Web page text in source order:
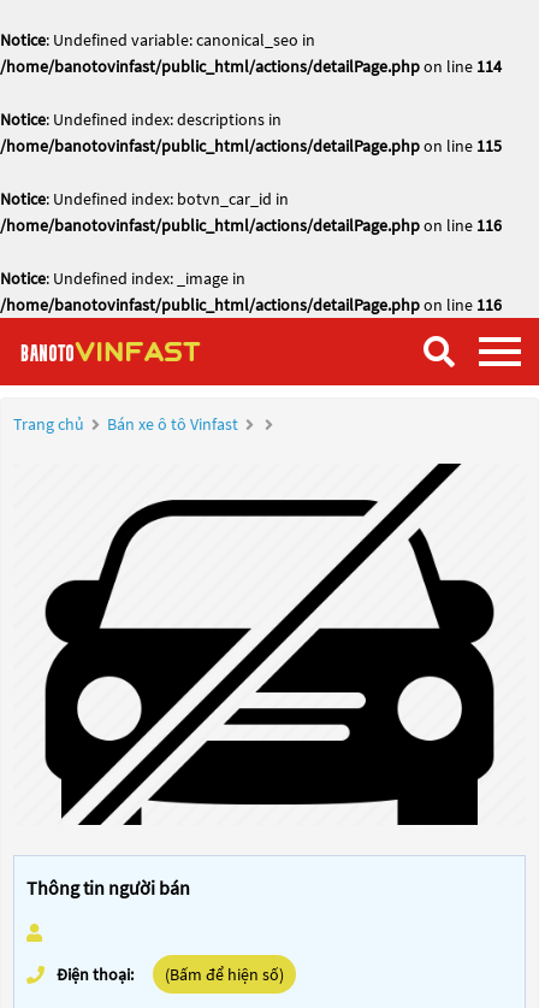
Notice: Undefined variable: canonical_seo in
/home/banotovinfast/public_html/actions/detailPage.phpon line 114
Notice: Undefined index: descriptions in
/home/banotovinfast/public_html/actions/detailPage.phpon line 115
Notice: Undefined index: botvn_car_id in
/home/banotovinfast/public_html/actions/detailPage.phpon line 116
Notice: Undefined index: _image in
/home/banotovinfast/public_html/actions/detailPage.phpon line 116
Trang chủ Bán xe ô tô Vinfast
Thông tin người bán
Điện thoại: (Bấm để hiện số)